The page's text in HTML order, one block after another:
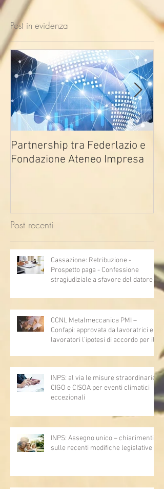
Post in evidenza
Partnership tra Federlazio e
Fondazione Ateneo Impresa
Post recenti
Cassazione: Retribuzione -
Prospetto paga - Confessione
stragiudiziale a sfavore del datore di
lavoro - Prova legale - Sussiste. (Cc,
articoli 1362, 2697, 2730, 2732, 2734
e 2735)
CCNL Metalmeccanica PMI –
Confapi: approvata da lavoratrici e
lavoratori l’ipotesi di accordo per il
INPS: al via le misure straordinarie
CIGO e CISOA per eventi climatici
eccezionali
INPS: Assegno unico – chiarimenti
sulle recenti modifiche legislative